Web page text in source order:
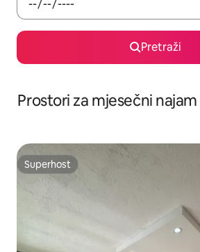
Pretraži
Prostori za mjesečni
Superhost
Superhost